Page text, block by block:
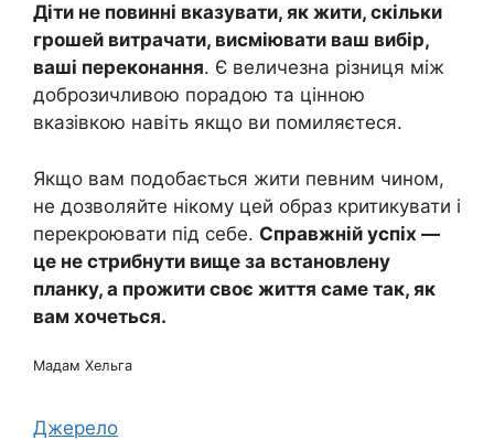
Діти не повинні вказувати, як жити, скільки
грошей витрачати, висміювати ваш вибір,
ваші переконання. Є величезна різниця між
доброзичливою порадою та цінною
вказівкою навіть якщо ви помиляєтеся.
Якщо вам подобається жити певним чином,
не дозволяйте нікому цей образ критикувати і
перекроювати під себе. Справжній успіх —
це не стрибнути вище за встановлену
планку, а прожити своє життя саме так, як
вам хочеться.
Мадам Хельга
Джерело